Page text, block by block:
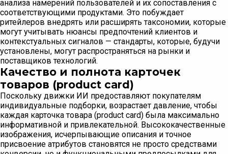
анализа намерений пользователей и их сопоставления с
соответствующими продуктами. Это побуждает
ритейлеров внедрять или расширять таксономии, которые
могут учитывать нюансы предпочтений клиентов и
контекстуальных сигналов — стандарты, которые, будучи
установлены, могут распространяться на рынки и
поставщиков технологий.
Качество и полнота карточек
товаров (product card)
Поскольку движки ИИ предоставляют покупателям
индивидуальные подборки, возрастает давление, чтобы
каждая карточка товара (product card) была максимально
информативной и привлекательной. Высококачественные
изображения, исчерпывающие описания и точное
присвоение атрибутов становятся не просто средствами